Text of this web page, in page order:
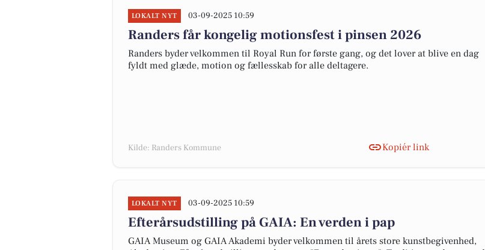
LOKALT NYT 03-09-2025 10:59
Randers får kongelig motionsfest i pinsen 2026
Randers byder velkommen til Royal Run for første gang, og det lover at blive en dag
fyldt med glæde, motion og fællesskab for alle deltagere.
Kilde: Randers Kommune Kopiér link
LOKALT NYT 03-09-2025 10:59
Efterårsudstilling på GAIA: En verden i pap
GAIA Museum og GAIA Akademi byder velkommen til årets store kunstbegivenhed,